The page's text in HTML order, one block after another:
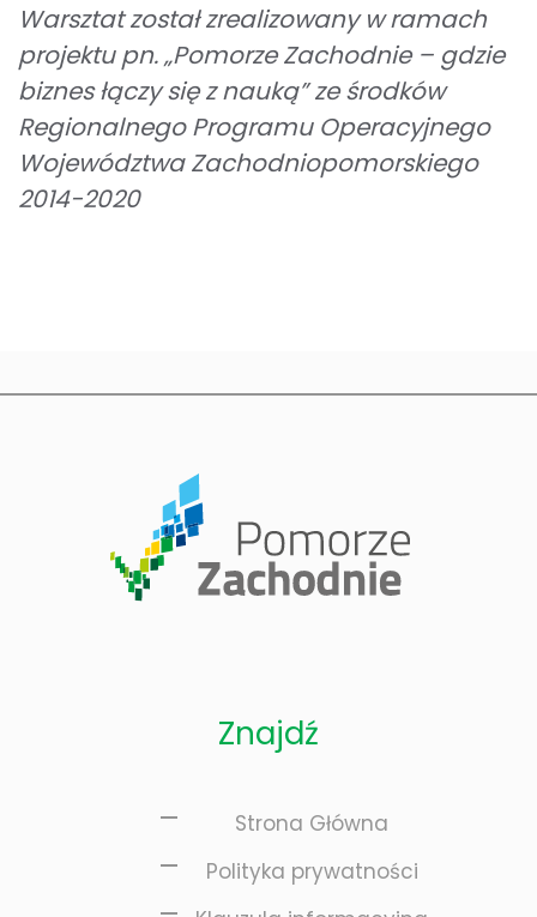
Warsztat został zrealizowany w ramach
projektu pn. „Pomorze Zachodnie – gdzie
biznes łączy się z nauką” ze środków
Regionalnego Programu Operacyjnego
Województwa Zachodniopomorskiego
2014-2020
Znajdź
Strona Główna
Polityka prywatności